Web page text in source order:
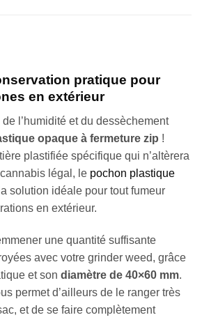
pratique pour
en extérieur
de l’humidité et du dessèchement
opaque à fermeture zip !
plastifiée spécifique qui n’altèrera
légal, le pochon plastique
solution idéale pour tout fumeur
en extérieur.
une quantité suffisante
avec votre grinder weed, grâce
et son diamètre de 40×60 mm.
permet d’ailleurs de le ranger très
et de se faire complètement